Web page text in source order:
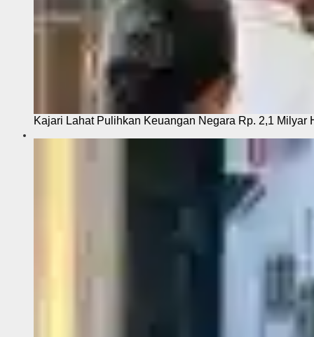
Kajari Lahat Pulihkan Keuangan Negara Rp. 2,1 Milyar